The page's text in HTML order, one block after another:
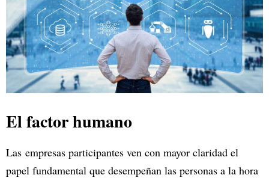
El factor humano
Las empresas participantes ven con mayor claridad el
papel fundamental que desempeñan las personas a la hora